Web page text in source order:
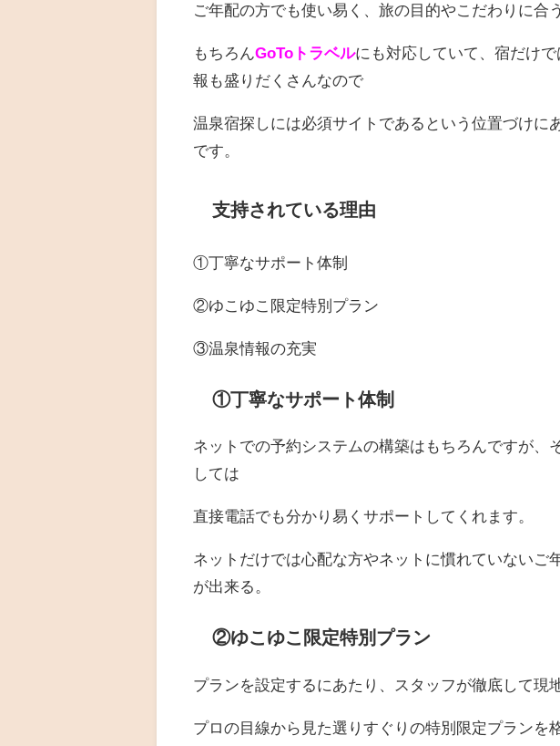
ご年配の方でも使い易く、旅の目的やこだわりに合
もちろんGoToトラベルにも対応していて、宿だけ
報も盛りだくさんなので
温泉宿探しには必須サイトであるという位置づけに
です。
支持されている理由
①丁寧なサポート体制
②ゆこゆこ限定特別プラン
③温泉情報の充実
①丁寧なサポート体制
ネットでの予約システムの構築はもちろんですが、
しては
直接電話でも分かり易くサポートしてくれます。
ネットだけでは心配な方やネットに慣れていないご
が出来る。
②ゆこゆこ限定特別プラン
プランを設定するにあたり、スタッフが徹底して現
プロの目線から見た選りすぐりの特別限定プランを